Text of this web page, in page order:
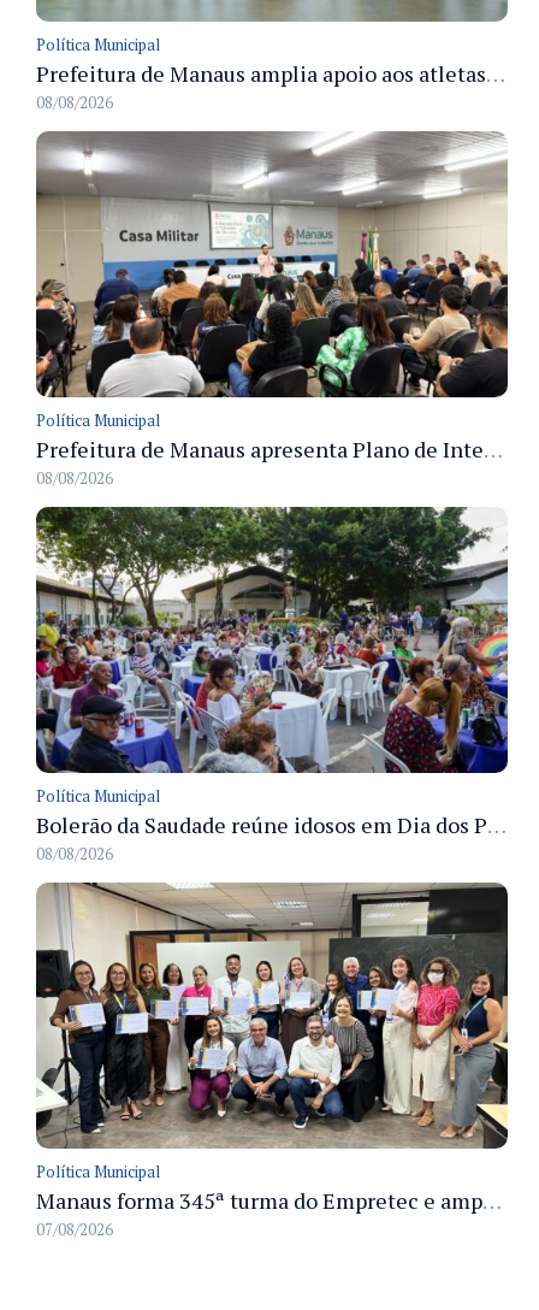
Política Municipal
Prefeitura de Manaus amplia apoio aos atletas de 100 para 150 beneficiados a partir do próximo ano
08/08/2026
Política Municipal
Prefeitura de Manaus apresenta Plano de Integridade da CGM e qualifica servidores para governança e conformidade no biênio 2027-2028
08/08/2026
Política Municipal
Bolerão da Saudade reúne idosos em Dia dos Pais promovido pela Fundação Dr. Thomas em Manaus
08/08/2026
Política Municipal
Manaus forma 345ª turma do Empretec e amplia qualificação de empreendedores na cidade
07/08/2026